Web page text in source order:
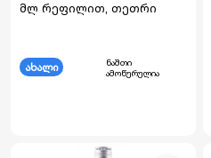
მლ რეფილით, თეთრი
ახალი
ნაშთი
ამოწურულია